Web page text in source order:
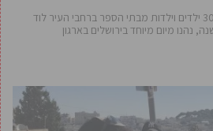
המסורת ממשיכה: למעלה מ-300 ילדים וילדות מבתי הספר ברחבי העיר לוד
נהנו מיום מיוחד בירושלים בארגון